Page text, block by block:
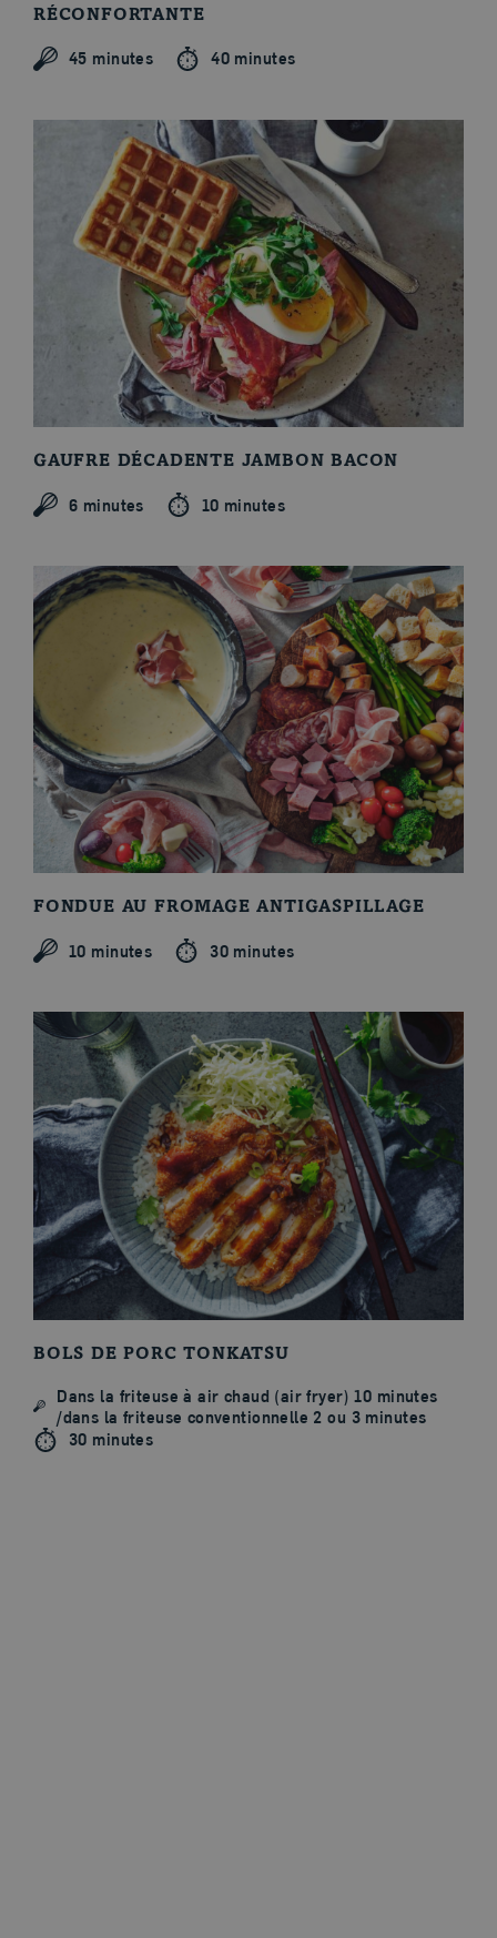
RÉCONFORTANTE
45 minutes 40 minutes
GAUFRE DÉCADENTE JAMBON BACON
6 minutes 10 minutes
FONDUE AU FROMAGE ANTIGASPILLAGE
10 minutes 30 minutes
BOLS DE PORC TONKATSU
Dans la friteuse à air chaud (air fryer) 10 minutes
/dans la friteuse conventionnelle 2 ou 3 minutes
30 minutes